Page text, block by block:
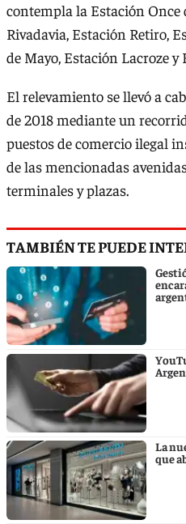
contempla la Estación Once
Rivadavia, Estación Retiro,
de Mayo, Estación Lacroze y
El relevamiento se llevó a
de 2018 mediante un
puestos de comercio ilegal
de las mencionadas
terminales y plazas.
TAMBIÉN TE PUEDE
La
que